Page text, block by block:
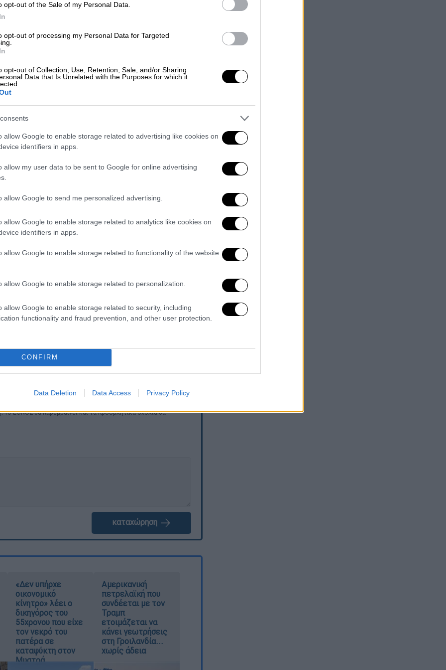
opt-out of the Sale of my Personal Data.
opt-out of processing my Personal Data for Targeted
opt-out of Collection, Use, Retention, Sale, and/or Sharing
Data that Is Unrelated with the Purposes for which it
allow Google to enable storage related to advertising like cookies on
identifiers in apps.
allow my user data to be sent to Google for online advertising
allow Google to send me personalized advertising.
allow Google to enable storage related to analytics like cookies on
identifiers in apps.
allow Google to enable storage related to functionality of the website
allow Google to enable storage related to personalization.
allow Google to enable storage related to security, including
functionality and fraud prevention, and other user protection.
CONFIRM
Data Deletion Data Access Privacy Policy
τις δύο πρώτες από τις τρεις
από τους κριτές για να προχωρήσουν
πλέον ο κόσμος ψηφίζει και αποφασίζει
του δίνοντάς την τον πολυπόθητο
και το έπαθλο αξίας30.000 ευρώ .
γεννήθηκε ως αγόρι και έκανε
πάντα το κορίτσι που βλέπετε
σε λάθος σώμα. Αυτό δηλαδή,
είχε πει τότε, μεταξύ άλλων. Ενώ και
για τη δύναμη που πήρε όταν
ΕΘΝΟΣ θα παρεμβαίνει και τα προσβλητικά σχόλια θα
καταχώρηση
«Δεν υπήρχε
οικονομικό
κίνητρο» λέει ο
δικηγόρος του
55χρονου που είχε
τον νεκρό του
πατέρα σε
καταψύκτη στον
Μυστρά
Αμερικανική
πετρελαϊκή που
συνδέεται με τον
Τραμπ
ετοιμάζεται να
κάνει γεωτρήσεις
στη Γροιλανδία...
χωρίς άδεια